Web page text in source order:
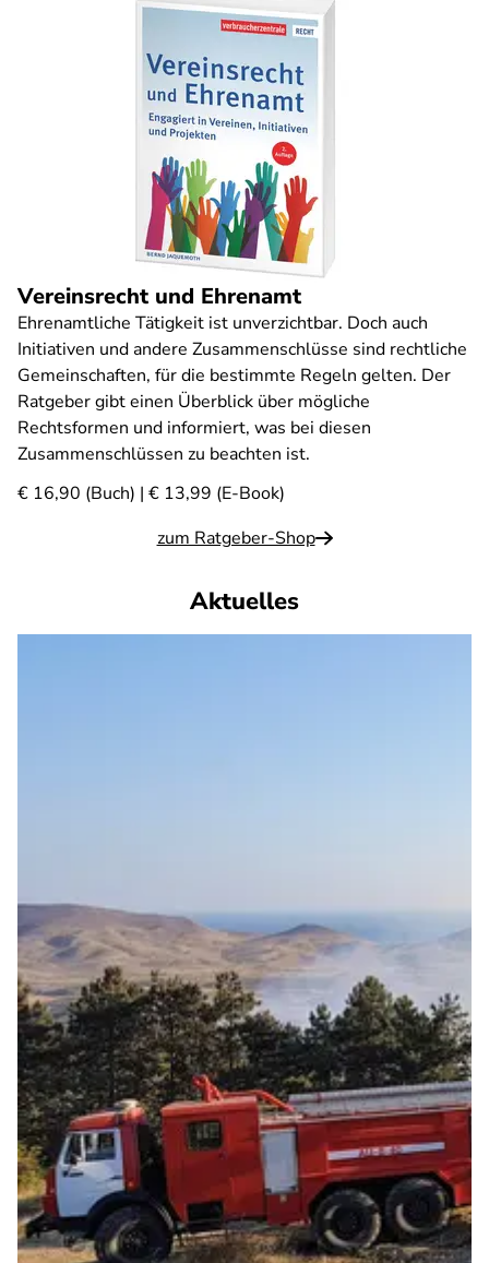
Vereinsrecht und Ehrenamt
Ehrenamtliche Tätigkeit ist unverzichtbar. Doch auch
Initiativen und andere Zusammenschlüsse sind rechtliche
Gemeinschaften, für die bestimmte Regeln gelten. Der
Ratgeber gibt einen Überblick über mögliche
Rechtsformen und informiert, was bei diesen
Zusammenschlüssen zu beachten ist.
€ 16,90 (Buch) | € 13,99 (E-Book)
zum Ratgeber-Shop
Aktuelles